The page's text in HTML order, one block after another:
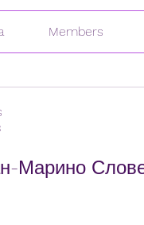
Members
Марино